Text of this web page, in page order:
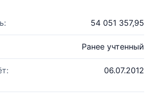
54 051 357,95
Ранее учтенный
06.07.2012